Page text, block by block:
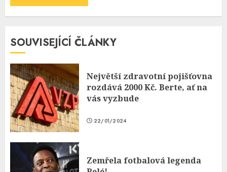
SOUVISEJÍCÍ ČLÁNKY
Největší zdravotní pojišťovna
rozdává 2000 Kč. Berte, ať na
vás vyzbude
22/01/2024
Zemřela fotbalová legenda